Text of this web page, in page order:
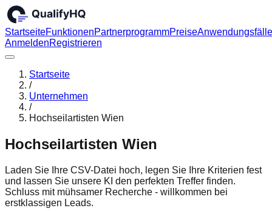
StartseiteFunktionenPartnerprogrammPreiseAnwendungsfälle
AnmeldenRegistrieren
Startseite
/
Unternehmen
/
Hochseilartisten Wien
Hochseilartisten Wien
Laden Sie Ihre CSV-Datei hoch, legen Sie Ihre Kriterien fest
und lassen Sie unsere KI den perfekten Treffer finden.
Schluss mit mühsamer Recherche - willkommen bei
erstklassigen Leads.